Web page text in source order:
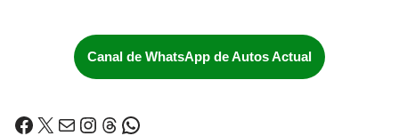
Canal de WhatsApp de Autos Actual